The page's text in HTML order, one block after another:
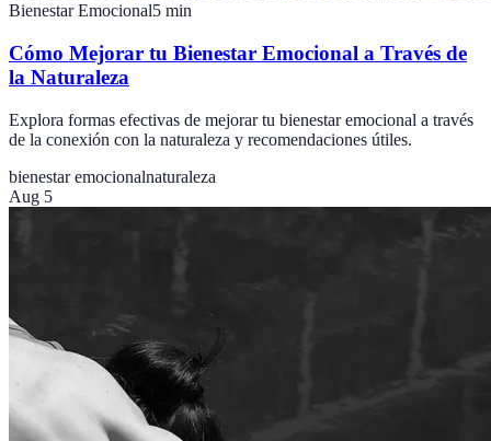
Bienestar Emocional5 min
Cómo Mejorar tu Bienestar Emocional a Través de
la Naturaleza
Explora formas efectivas de mejorar tu bienestar emocional a través
de la conexión con la naturaleza y recomendaciones útiles.
bienestar emocionalnaturaleza
Aug 5